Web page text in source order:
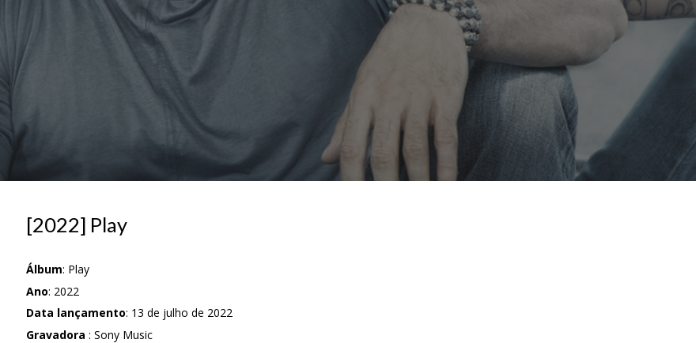
[2022] Play
Álbum: Play
Ano: 2022
Data lançamento: 13 de julhode 2022
Gravadora: Sony Music